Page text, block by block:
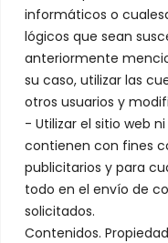
informáticos o
lógicos que sean
anteriormente
su caso, utilizar las
otros usuarios y
- Utilizar el sitio web
contienen con fines
publicitarios y para
todo en el envío de
solicitados.
Contenidos.